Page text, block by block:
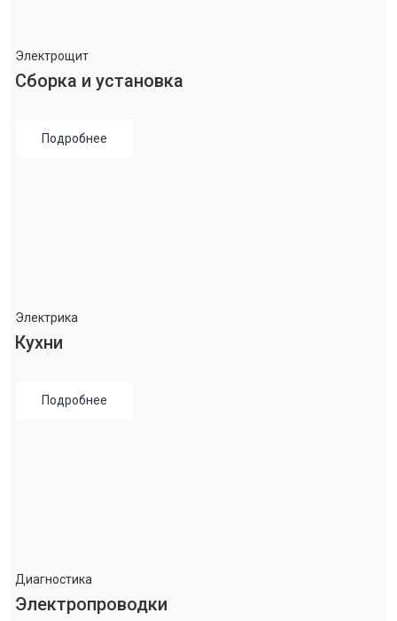
Электрощит
Сборка и установка
Подробнее
Электрика
Кухни
Подробнее
Диагностика
Электропроводки